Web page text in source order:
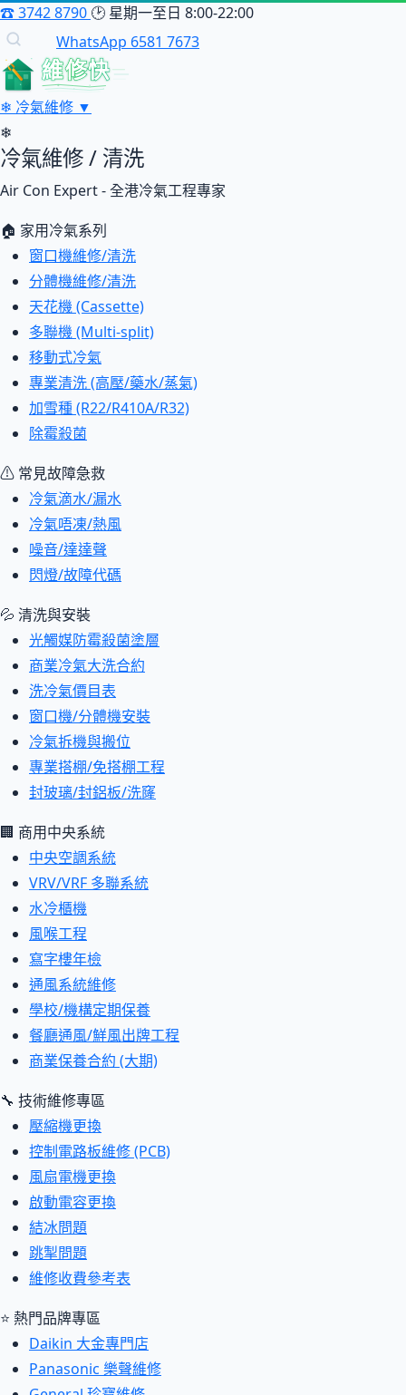
☎3742 8790 🕑 星期一至日 8:00-22:00
WhatsApp 6581 7673
維修快
❄ 冷氣維修 ▼
❄
冷氣維修 / 清洗
Air Con Expert - 全港冷氣工程專家
🏠 家用冷氣系列
窗口機維修/清洗
分體機維修/清洗
天花機 (Cassette)
多聯機 (Multi-split)
移動式冷氣
專業清洗 (高壓/藥水/蒸氣)
加雪種 (R22/R410A/R32)
除霉殺菌
⚠ 常見故障急救
冷氣滴水/漏水
冷氣唔凍/熱風
噪音/達達聲
閃燈/故障代碼
💦 清洗與安裝
光觸媒防霉殺菌塗層
商業冷氣大洗合約
洗冷氣價目表
窗口機/分體機安裝
冷氣拆機與搬位
專業搭棚/免搭棚工程
封玻璃/封鋁板/洗窿
🏢 商用中央系統
中央空調系統
VRV/VRF 多聯系統
水冷櫃機
風喉工程
寫字樓年檢
通風系統維修
學校/機構定期保養
餐廳通風/鮮風出牌工程
商業保養合約 (大期)
🔧 技術維修專區
壓縮機更換
控制電路板維修 (PCB)
風扇電機更換
啟動電容更換
結冰問題
跳掣問題
維修收費參考表
⭐ 熱門品牌專區
Daikin 大金專門店
Panasonic 樂聲維修